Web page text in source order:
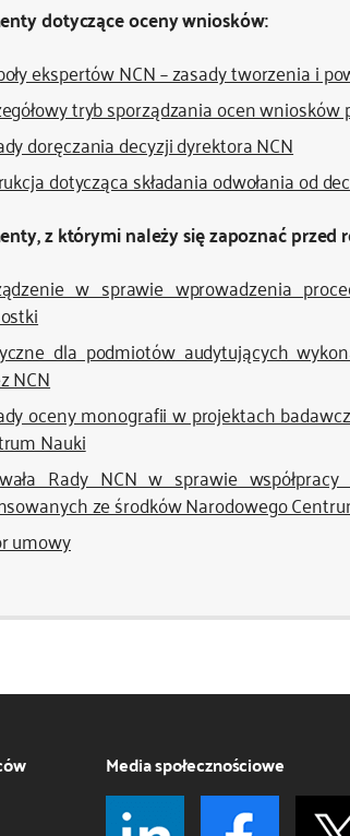
dotyczące oceny wniosków:
ekspertów NCN – zasady tworzenia i
tryb sporządzania ocen wniosków
doręczania decyzji dyrektora NCN
dotycząca składania odwołania od
z którymi należy się zapoznać
w sprawie wprowadzenia
dla podmiotów audytujących
NCN
oceny monografii w projektach
Nauki
Rady NCN w sprawie
ze środków Narodowego
umowy
Media społecznościowe